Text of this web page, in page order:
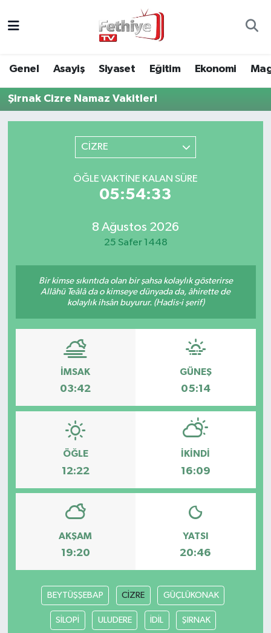
Genel Asayiş Siyaset Eğitim Ekonomi
Şirnak Cizre Namaz Vakitleri
CİZRE
ÖĞLE VAKTINE KALAN SÜRE
05:54:33
8 Ağustos 2026
25 Safer 1448
Bir kimse sıkıntıda olan bir şahsa kolaylık gösterirse
Allâhü Teâlâ da o kimseye dünyada da, âhirette de
kolaylık ihsân buyurur. (Hadis-i şerif)
İMSAK
03:42
GÜNEŞ
05:14
ÖĞLE
12:22
İKINDI
16:09
AKŞAM
19:20
YATSI
20:46
BEYTÜŞŞEBAP CİZRE GÜÇLÜKONAK
SİLOPİ ULUDERE İDİL ŞIRNAK
Turizm
Muğla Hava Durumu
Muğla Trafik Yoğunluk Haritası
Tüm Manşetler
Son Dakika Haberleri